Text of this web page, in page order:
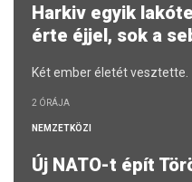
Harkiv egyik
érte éjjel, sok a
Két ember életét vesztette.
2 ÓRÁJA
NEMZETKÖZI
Új NATO-t épít